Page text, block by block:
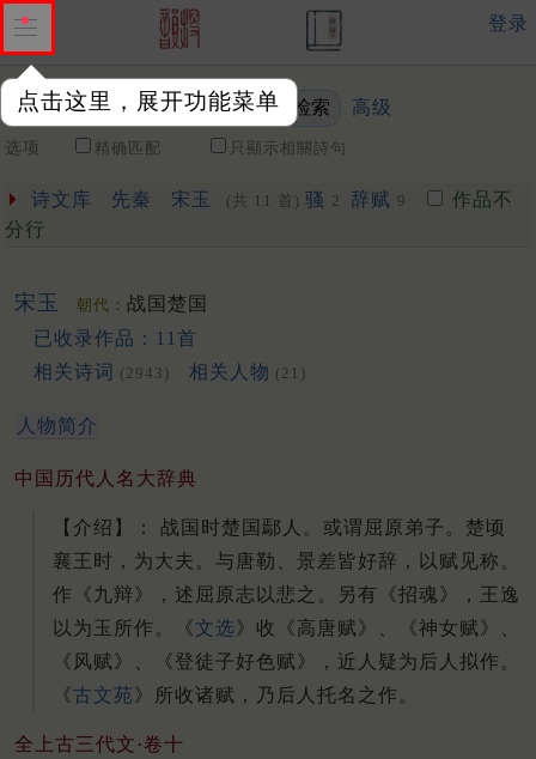
点击这里，展开功能菜单
登录
关键词 高级
选项 精确匹配 只顯示相關詩句
诗文库 先秦 宋玉 (共 11 首) 骚 2 辞赋 9
作品不
分行
宋玉 朝代： 战国楚国
已收录作品：11首
相关诗词 (2943) 相关人物 (21)
人物简介
中国历代人名大辞典
【介绍】： 战国时楚国鄢人。或谓屈原弟子。楚顷
襄王时，为大夫。与唐勒、景差皆好辞，以赋见称。
作《九辩》，述屈原志以悲之。另有《招魂》，王逸
以为玉所作。《文选》收《高唐赋》、《神女赋》、
《风赋》、《登徒子好色赋》，近人疑为后人拟作。
《古文苑》所收诸赋，乃后人托名之作。
全上古三代文·卷十